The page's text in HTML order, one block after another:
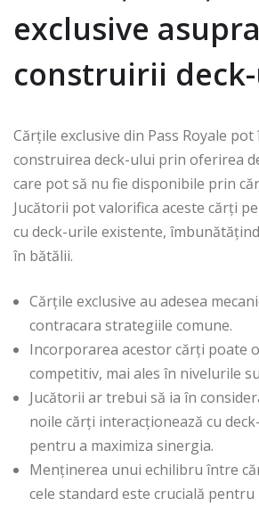
exclusive asupra
construirii
Cărțile exclusive din Pass Royale
construirea deck-ului prin oferirea
care pot să nu fie disponibile prin
Jucătorii pot valorifica aceste cărți
cu deck-urile existente,
în bătălii.
Cărțile exclusive au adesea
contracara strategiile comune.
Incorporarea acestor cărți poate
competitiv, mai ales în nivelurile
Jucătorii ar trebui să ia în
noile cărți interacționează cu
pentru a maximiza sinergia.
Menținerea unui echilibru între
cele standard este crucială